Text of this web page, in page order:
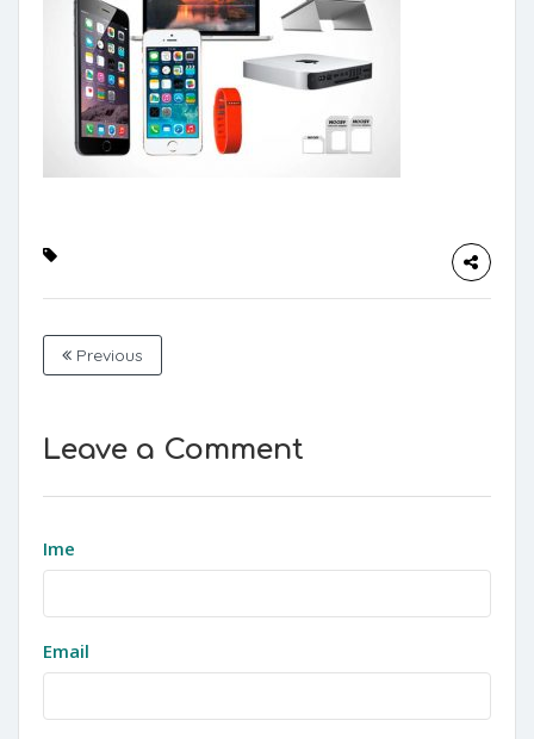
Previous
Leave a Comment
Ime
Email